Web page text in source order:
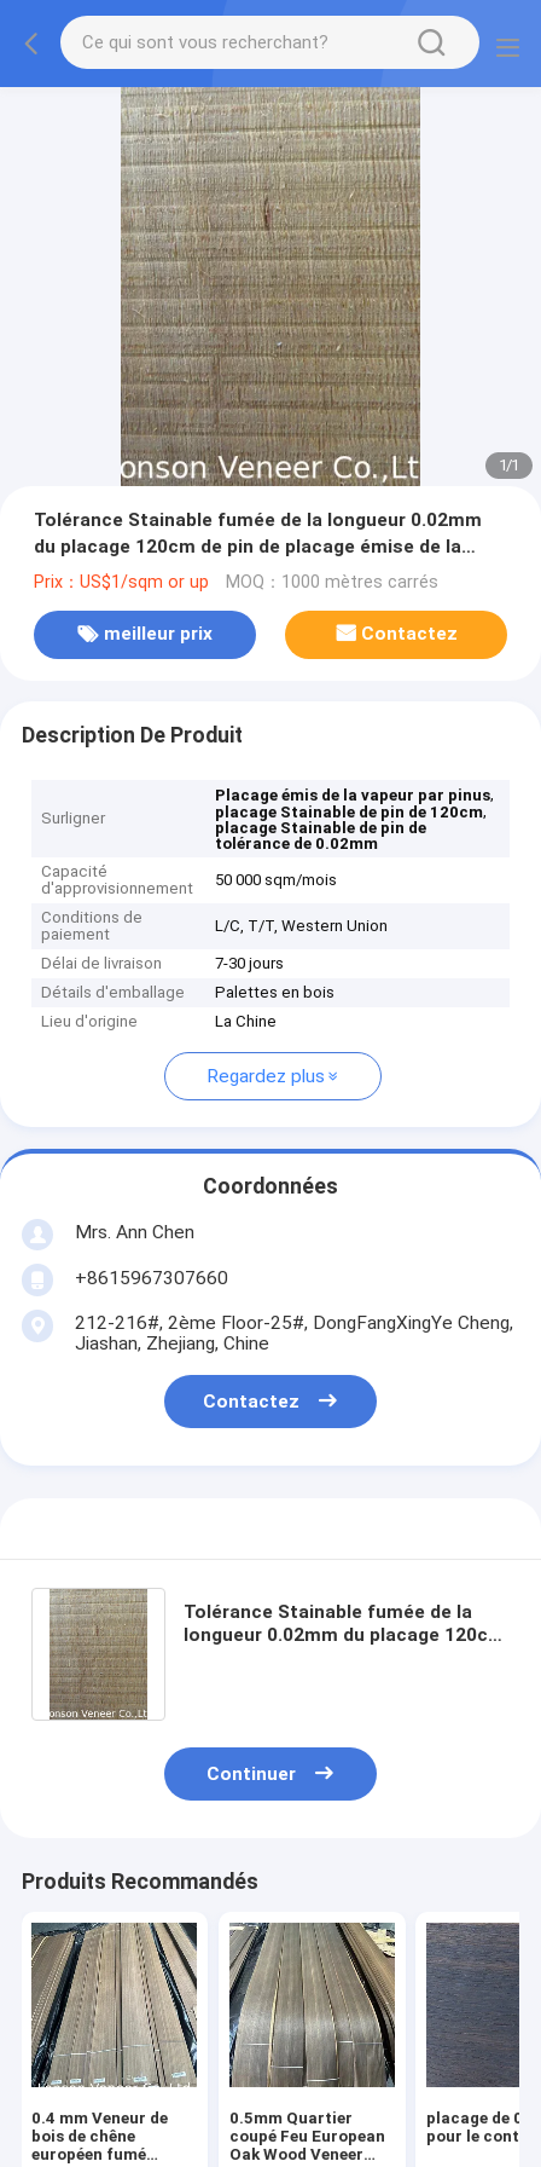
1/1
Tolérance Stainable fumée de la longueur 0.02mm
du placage 120cm de pin de placage émise de la
vapeur par pinus
Prix：US$1/sqm or up MOQ：1000 mètres carrés
meilleur prix Contactez
Description De Produit
Surligner
Placage émis de la vapeur par pinus,
placage Stainable de pin de 120cm,
placage Stainable de pin de
tolérance de 0.02mm
Capacité
d'approvisionnement
50 000 sqm/mois
Conditions de
paiement
L/C, T/T, Western Union
Délai de livraison
7-30 jours
Détails d'emballage
Palettes en bois
Lieu d'origine
La Chine
Regardez plus
Coordonnées
Mrs. Ann Chen
+8615967307660
212-216#, 2ème Floor-25#, DongFangXingYe Cheng,
Jiashan, Zhejiang, Chine
Contactez
Tolérance Stainable fumée de la
longueur 0.02mm du placage 120cm
Continuer
Produits Recommandés
0.4 mm Veneur de
bois de chêne
européen fumé
0.5mm Quartier
coupé Feu European
Oak Wood Veneer
placage de
pour le